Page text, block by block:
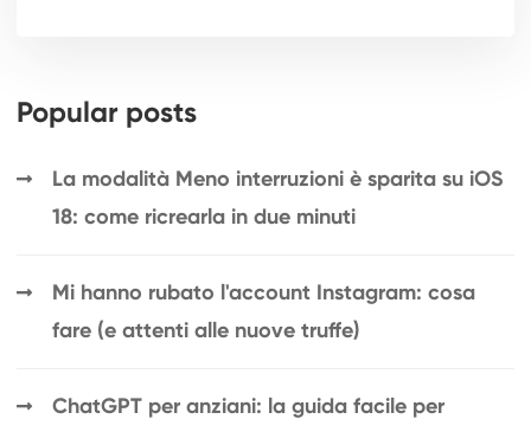
Popular posts
La modalità Meno interruzioni è sparita su iOS
18: come ricrearla in due minuti
Mi hanno rubato l'account Instagram: cosa
fare (e attenti alle nuove truffe)
ChatGPT per anziani: la guida facile per